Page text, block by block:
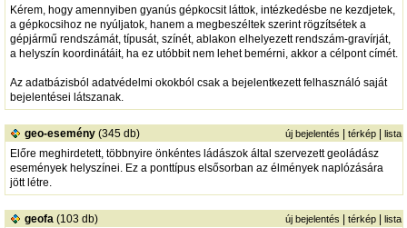
Kérem, hogy amennyiben gyanús gépkocsit láttok, intézkedésbe ne kezdjetek,
a gépkocsihoz ne nyúljatok, hanem a megbeszéltek szerint rögzítsétek a
gépjármű rendszámát, típusát, színét, ablakon elhelyezett rendszám-gravírját,
a helyszín koordinátáit, ha ez utóbbit nem lehet bemérni, akkor a célpont címét.
Az adatbázisból adatvédelmi okokból csak a bejelentkezett felhasználó saját
bejelentései látszanak.
geo-esemény(345 db) új bejelentés | térkép| lista
Előre meghirdetett, többnyire önkéntes ládászok által szervezett geoládász
események helyszínei. Ez a ponttípus elsősorban az élmények naplózására
jött létre.
geofa (103 db) új bejelentés | térkép| lista